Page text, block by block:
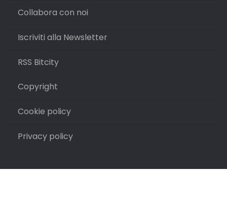
Collabora con noi
Iscriviti alla Newsletter
RSS Bitcity
Copyright
Cookie policy
Privacy policy